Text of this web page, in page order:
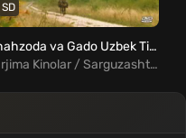
SD
Shahzoda va Gado Uzbek Tilida
Tarjima Kinolar / Sarguzasht / Oilaviy / Xorij Kinolar Uzbek Tilida